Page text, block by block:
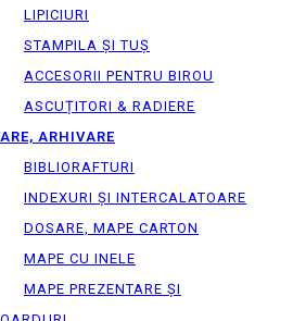
LIPICIURI
STAMPILA ȘI TUȘ
ACCESORII PENTRU BIROU
ASCUȚITORI & RADIERE
ARHIVARE
BIBLIORAFTURI
INDEXURI ȘI INTERCALATOARE
DOSARE, MAPE CARTON
MAPE CU INELE
MAPE PREZENTARE ȘI